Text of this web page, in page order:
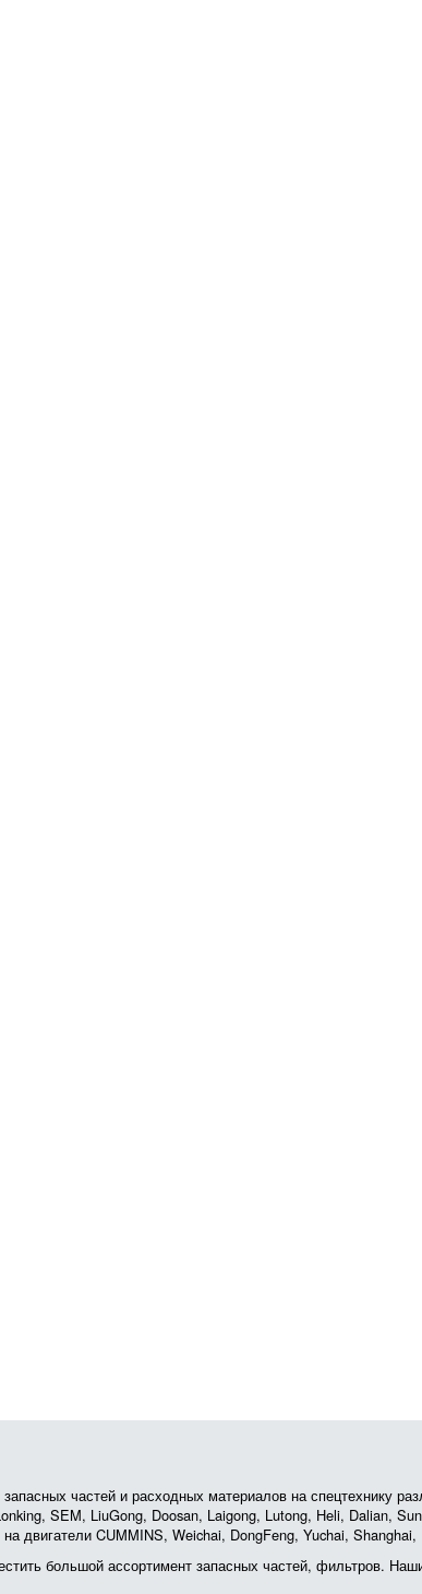
частей и расходных материалов на спецтехнику
SEM, LiuGong, Doosan, Laigong, Lutong, Heli, Dalian,
двигатели CUMMINS, Weichai, DongFeng, Yuchai,
большой ассортимент запасных частей, фильтров.